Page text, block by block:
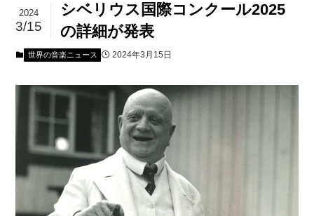
シベリウス国際コンクール2025
の詳細が発表
2024
3/15
世界の音楽ニュース 2024年3月15日